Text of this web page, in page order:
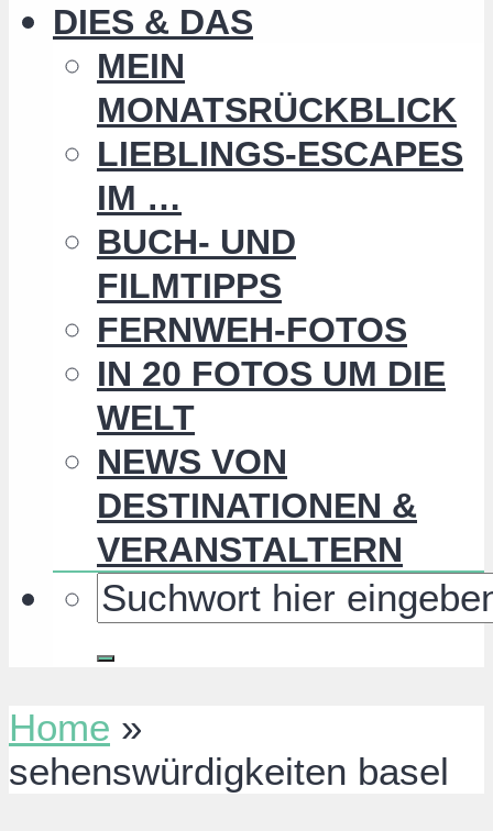
DIES & DAS
MEIN
MONATSRÜCKBLICK
LIEBLINGS-ESCAPES
IM …
BUCH- UND
FILMTIPPS
FERNWEH-FOTOS
IN 20 FOTOS UM DIE
WELT
NEWS VON
DESTINATIONEN &
VERANSTALTERN
Home »
sehenswürdigkeiten basel